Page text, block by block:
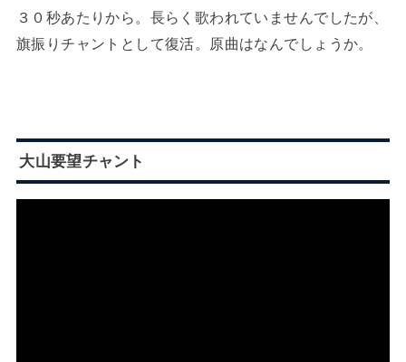
３０秒あたりから。長らく歌われていませんでしたが、
旗振りチャントとして復活。原曲はなんでしょうか。
大山要望チャント